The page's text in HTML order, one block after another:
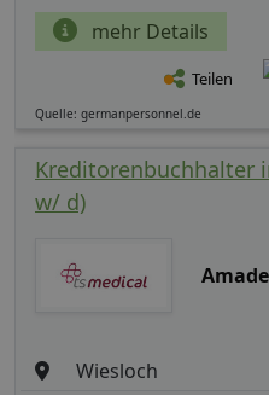
mehr Details
Teilen
Quelle: germanpersonnel.de
Kreditorenbuchhalter
w/ d)
Wiesloch